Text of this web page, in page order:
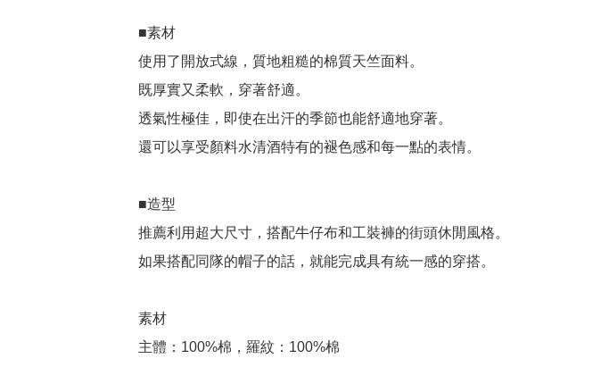
■素材
使用了開放式線，質地粗糙的棉質天竺面料。
既厚實又柔軟，穿著舒適。
透氣性極佳，即使在出汗的季節也能舒適地穿著。
還可以享受顏料水清酒特有的褪色感和每一點的表情。
■造型
推薦利用超大尺寸，搭配牛仔布和工裝褲的街頭休閒風格。
如果搭配同隊的帽子的話，就能完成具有統一感的穿搭。
素材
主體：100%棉，羅紋：100%棉